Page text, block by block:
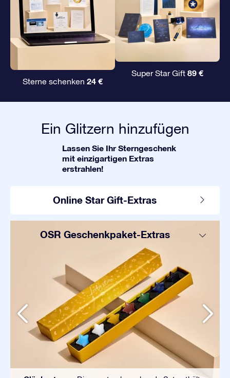
Sterne schenken 24 €
Super Star Gift 89 €
Ein Glitzern hinzufügen
Lassen Sie Ihr Sterngeschenk
mit einzigartigen Extras
erstrahlen!
Online Star Gift-Extras
OSR Geschenkpaket-Extras